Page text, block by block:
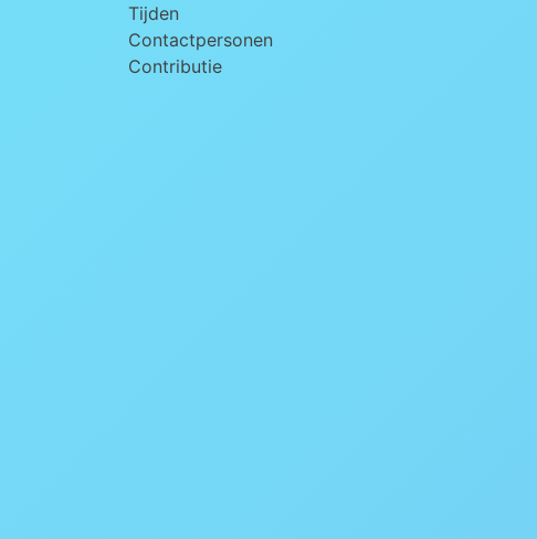
Tijden
Contactpersonen
Contributie